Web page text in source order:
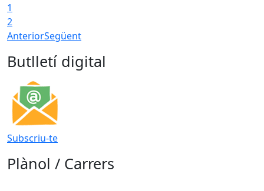
1
2
AnteriorSegüent
Butlletí digital
Subscriu-te
Plànol / Carrers